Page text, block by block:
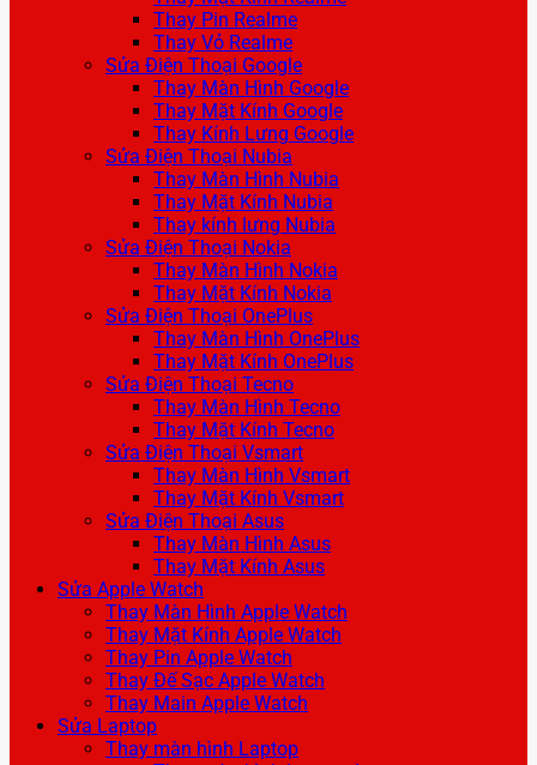
Thay Pin Realme
Thay Vỏ Realme
Sửa Điện Thoại Google
Thay Màn Hình Google
Thay Mặt Kính Google
Thay Kính Lưng Google
Sửa Điện Thoại Nubia
Thay Màn Hình Nubia
Thay Mặt Kính Nubia
Thay kính lưng Nubia
Sửa Điện Thoại Nokia
Thay Màn Hình Nokia
Thay Mặt Kính Nokia
Sửa Điện Thoại OnePlus
Thay Màn Hình OnePlus
Thay Mặt Kính OnePlus
Sửa Điện Thoại Tecno
Thay Màn Hình Tecno
Thay Mặt Kính Tecno
Sửa Điện Thoại Vsmart
Thay Màn Hình Vsmart
Thay Mặt Kính Vsmart
Sửa Điện Thoại Asus
Thay Màn Hình Asus
Thay Mặt Kính Asus
Sửa Apple Watch
Thay Màn Hình Apple Watch
Thay Mặt Kính Apple Watch
Thay Pin Apple Watch
Thay Đế Sạc Apple Watch
Thay Main Apple Watch
Sửa Laptop
Thay màn hình Laptop